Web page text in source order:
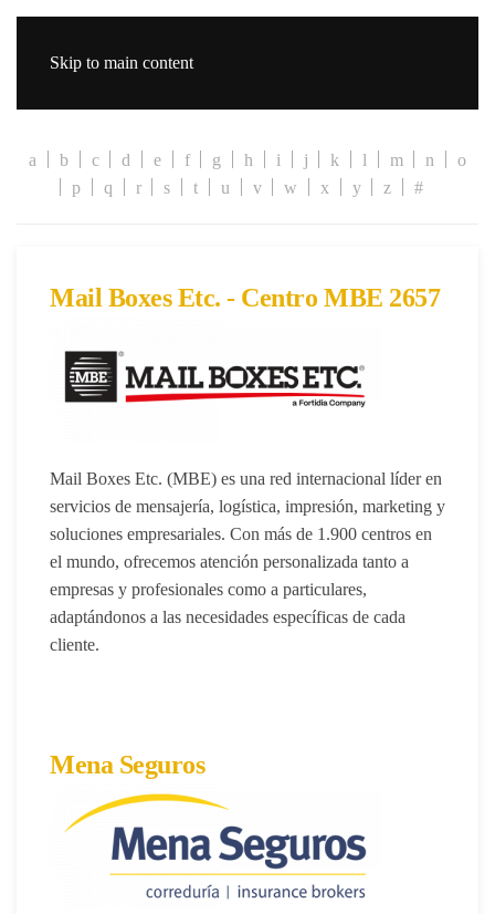
Skip to main content
a b c d e f g h i j k l m n
o
p
q r s t u v w x y z #
Mail Boxes Etc. - Centro MBE 2657
Mail Boxes Etc. (MBE) es una red internacional líder en
servicios de mensajería, logística, impresión, marketing y
soluciones empresariales. Con más de 1.900 centros en
el mundo, ofrecemos atención personalizada tanto a
empresas y profesionales como a particulares,
adaptándonos a las necesidades específicas de cada
cliente.
Mena Seguros